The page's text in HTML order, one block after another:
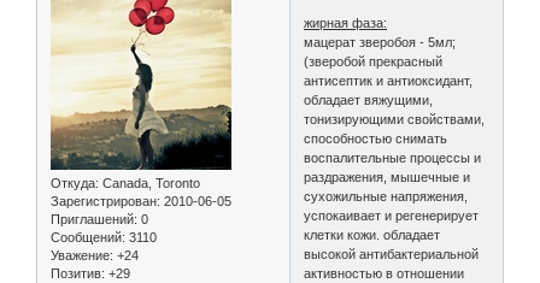
Откуда: Canada, Toronto
Зарегистрирован: 2010-06-05
Приглашений: 0
Сообщений: 3110
Уважение: +24
Позитив: +29
жирная фаза:
мацерат зверобоя - 5мл;
(зверобой прекрасный
антисептик и антиоксидант,
обладает вяжущими,
тонизирующими свойствами,
способностью снимать
воспалительные процессы и
раздражения, мышечные и
сухожильные напряжения,
успокаивает и регенерирует
клетки кожи. обладает
высокой антибактериальной
активностью в отношении